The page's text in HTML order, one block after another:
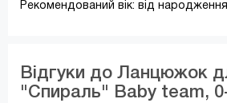
Рекомендований вік: від
Відгуки до Ланцюжок
"Спираль" Baby team,